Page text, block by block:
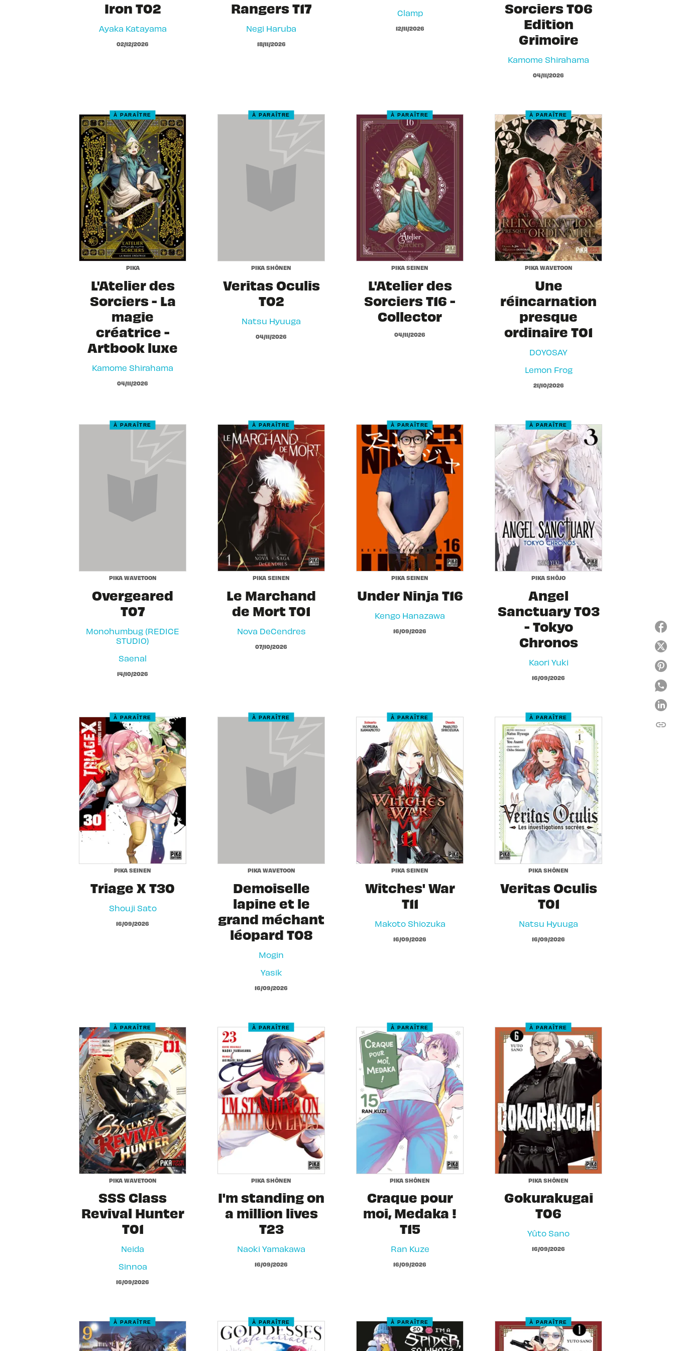
Iron T02
Ayaka Katayama
02/12/2026
Rangers T17
Negi Haruba
18/11/2026
Clamp
12/11/2026
Sorciers T06
Edition
Grimoire
Kamome Shirahama
04/11/2026
À PARAÎTRE
PIKA
L'Atelier des
Sorciers - La
magie
créatrice -
Artbook luxe
Kamome Shirahama
04/11/2026
À PARAÎTRE
PIKA SHÔNEN
Veritas Oculis
T02
Natsu Hyuuga
04/11/2026
À PARAÎTRE
PIKA SEINEN
L'Atelier des
Sorciers T16 -
Collector
04/11/2026
À PARAÎTRE
PIKA WAVETOON
Une
réincarnation
presque
ordinaire T01
DOYOSAY
Lemon Frog
21/10/2026
À PARAÎTRE
PIKA WAVETOON
Overgeared
T07
Monohumbug (REDICE
STUDIO)
Saenal
14/10/2026
À PARAÎTRE
PIKA SEINEN
Le Marchand
de Mort T01
Nova DeCendres
07/10/2026
À PARAÎTRE
PIKA SEINEN
Under Ninja T16
Kengo Hanazawa
16/09/2026
À PARAÎTRE
PIKA SHÔJO
Angel
Sanctuary T03
- Tokyo
Chronos
Kaori Yuki
16/09/2026
À PARAÎTRE
PIKA SEINEN
Triage X T30
Shouji Sato
16/09/2026
À PARAÎTRE
PIKA WAVETOON
Demoiselle
lapine et le
grand méchant
léopard T08
Mogin
Yasik
16/09/2026
À PARAÎTRE
PIKA SEINEN
Witches' War
T11
Makoto Shiozuka
16/09/2026
À PARAÎTRE
PIKA SHÔNEN
Veritas Oculis
T01
Natsu Hyuuga
16/09/2026
À PARAÎTRE
PIKA WAVETOON
SSS Class
Revival Hunter
T01
Neida
Sinnoa
16/09/2026
À PARAÎTRE
PIKA SHÔNEN
I'm standing on
a million lives
T23
Naoki Yamakawa
16/09/2026
À PARAÎTRE
PIKA SHÔNEN
Craque pour
moi, Medaka !
T15
Ran Kuze
16/09/2026
À PARAÎTRE
PIKA SHÔNEN
Gokurakugai
T06
Yûto Sano
16/09/2026
À PARAÎTRE À PARAÎTRE À PARAÎTRE À PARAÎTRE
link